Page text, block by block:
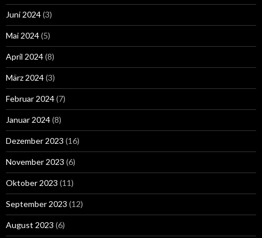
Juni 2024(3)
Mai 2024(5)
April 2024(8)
März 2024(3)
Februar 2024(7)
Januar 2024(8)
Dezember 2023 (16)
November 2023 (6)
Oktober 2023 (11)
September 2023 (12)
August 2023 (6)